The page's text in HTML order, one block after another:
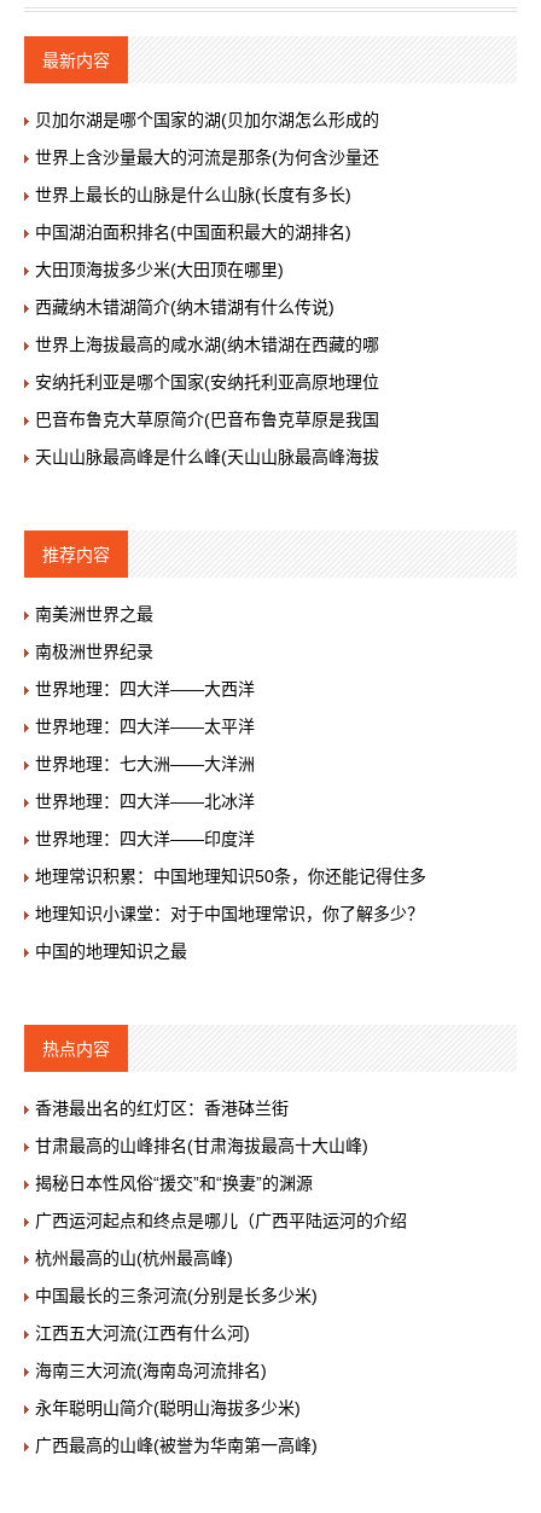
最新内容
贝加尔湖是哪个国家的湖(贝加尔湖怎么形成的
世界上含沙量最大的河流是那条(为何含沙量还
世界上最长的山脉是什么山脉(长度有多长)
中国湖泊面积排名(中国面积最大的湖排名)
大田顶海拔多少米(大田顶在哪里)
西藏纳木错湖简介(纳木错湖有什么传说)
世界上海拔最高的咸水湖(纳木错湖在西藏的哪
安纳托利亚是哪个国家(安纳托利亚高原地理位
巴音布鲁克大草原简介(巴音布鲁克草原是我国
天山山脉最高峰是什么峰(天山山脉最高峰海拔
推荐内容
南美洲世界之最
南极洲世界纪录
世界地理：四大洋——大西洋
世界地理：四大洋——太平洋
世界地理：七大洲——大洋洲
世界地理：四大洋——北冰洋
世界地理：四大洋——印度洋
地理常识积累：中国地理知识50条，你还能记得住多
地理知识小课堂：对于中国地理常识，你了解多少？
中国的地理知识之最
热点内容
香港最出名的红灯区：香港砵兰街
甘肃最高的山峰排名(甘肃海拔最高十大山峰)
揭秘日本性风俗“援交”和“换妻”的渊源
广西运河起点和终点是哪儿（广西平陆运河的介绍
杭州最高的山(杭州最高峰)
中国最长的三条河流(分别是长多少米)
江西五大河流(江西有什么河)
海南三大河流(海南岛河流排名)
永年聪明山简介(聪明山海拔多少米)
广西最高的山峰(被誉为华南第一高峰)